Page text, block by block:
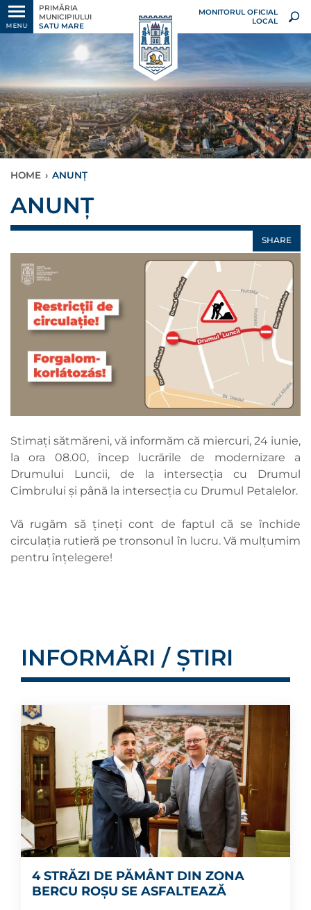
MENU
PRIMĂRIA
MUNICIPIULUI
SATU MARE
MONITORUL OFICIAL
LOCAL
HOME › ANUNȚ
ANUNȚ
SHARE
Stimați sătmăreni, vă informăm că miercuri, 24 iunie,
la ora 08.00, încep lucrările de modernizare a
Drumului Luncii, de la intersecția cu Drumul
Cimbrului și până la intersecția cu Drumul Petalelor.
Vă rugăm să țineți cont de faptul că se închide
circulația rutieră pe tronsonul în lucru. Vă mulțumim
pentru înțelegere!
INFORMĂRI / ȘTIRI
4 STRĂZI DE PĂMÂNT DIN ZONA
BERCU ROȘU SE ASFALTEAZĂ